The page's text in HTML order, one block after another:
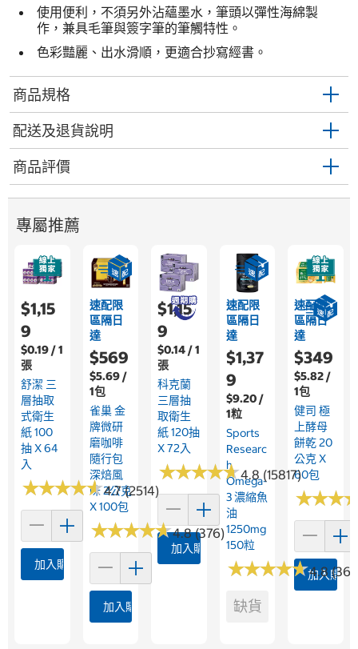
使用便利，不須另外沾蘊墨水，筆頭以彈性海綿製
作，兼具毛筆與簽字筆的筆觸特性。
色彩豔麗、出水滑順，更適合抄寫經書。
商品規格
配送及退貨說明
商品評價
專屬推薦
$1,15
9
$0.19 / 1
張
舒潔 三
層抽取
式衛生
紙 100
抽 X 64
入
★★★★★
★★★★★4.7 (2514)
加入購物車
速配限
區隔日
達
$569
$5.69 /
1包
雀巢 金
牌微研
磨咖啡
隨行包
深焙風
味 2公克
X 100包
★★★★★
★★★★★4.8 (376)
加入購物車
$1,15
9
$0.14 / 1
張
科克蘭
三層抽
取衛生
紙 120抽
X 72入
★★★★★
★★★★★4.8 (15817)
加入購物車
速配限
區隔日
達
$1,37
9
$9.20 /
1粒
Sports
Researc
H
Omega-
3 濃縮魚
油
1250mg
150粒
★★★★★
★★★★★4.8 (361)
缺貨
速配限
區隔日
達
$349
$5.82 /
1包
健司 極
上酵母
餅乾 20
公克 X
60包
★★★
★★★
加入購物